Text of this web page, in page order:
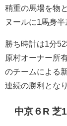
稍重の馬場を物
ヌールに1馬身
勝ち時計は1分52
原村オーナー所
のチームによる
連続の勝利とな
中京６R 芝